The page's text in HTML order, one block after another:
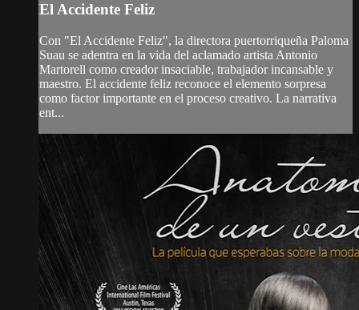
El Accidente Feliz
Con "El Accidente Feliz", la directora puertorriqueña Paloma
Suau se adentra en la vida del aclamado artista Antonio
Martorell como creador insaciable, trabajador incansable y
maestro. El accidente feliz reconoce el elemento sorpresa
como factor importante en el proceso creativo. La narrativa
ent...